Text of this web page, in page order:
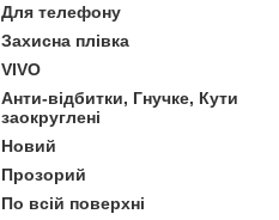
Для телефону
Захисна плівка
VIVO
Анти-відбитки, Гнучке, Кути
заокруглені
Новий
Прозорий
По всій поверхні